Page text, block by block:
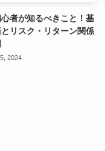
者が知るべきこと！基
リスク・リターン関係
2024